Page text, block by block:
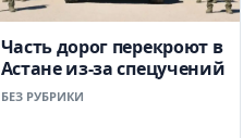
Часть дорог перекроют в
Астане из-за спецучений
БЕЗ РУБРИКИ